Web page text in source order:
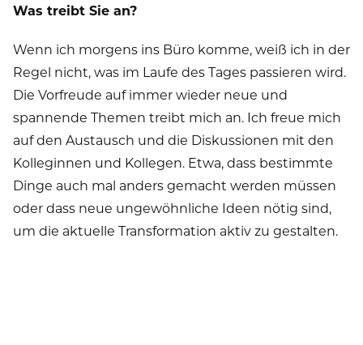
Was treibt Sie an?
Wenn ich morgens ins Büro komme, weiß ich in der
Regel nicht, was im Laufe des Tages passieren wird.
Die Vorfreude auf immer wieder neue und
spannende Themen treibt mich an. Ich freue mich
auf den Austausch und die Diskussionen mit den
Kolleginnen und Kollegen. Etwa, dass bestimmte
Dinge auch mal anders gemacht werden müssen
oder dass neue ungewöhnliche Ideen nötig sind,
um die aktuelle Transformation aktiv zu gestalten.